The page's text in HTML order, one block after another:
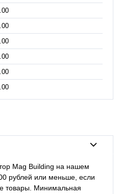
Mag Building на нашем
рублей или меньше, если
товары. Минимальная